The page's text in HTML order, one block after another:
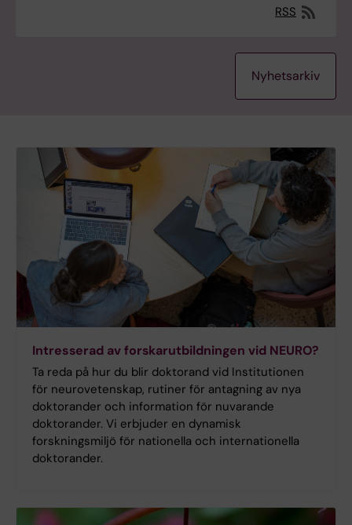
RSS
Nyhetsarkiv
Intresserad av forskarutbildningen vid NEURO?
Ta reda på hur du blir doktorand vid Institutionen
för neurovetenskap, rutiner för antagning av nya
doktorander och information för nuvarande
doktorander. Vi erbjuder en dynamisk
forskningsmiljö för nationella och internationella
doktorander.